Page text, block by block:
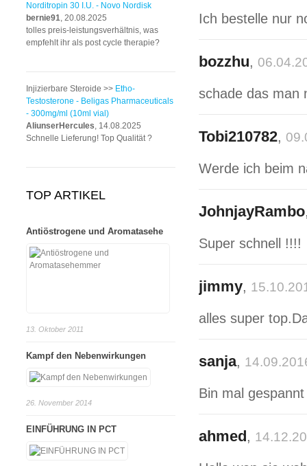
Ich bestelle nur
bozzhu,
schade das man
Tobi210782,
Werde ich beim
JohnjayRambo
Super schnell !!!!
jimmy,
alles super
sanja,
Bin mal
ahmed,
Norditropin 30 I.U. - Novo Nordisk
bernie91, 20.08.2025
tolles preis-leistungsverhältnis, was
empfehlt ihr als post cycle therapie?
Injizierbare Steroide >> Etho-
Testosterone - Beligas Pharmaceuticals
- 300mg/ml (10ml vial)
AliunserHercules, 14.08.2025
Schnelle Lieferung! Top Qualität ?
TOP ARTIKEL
Antiöstrogene und Aromatasehe
13. Oktober 2011
Kampf den Nebenwirkungen
26. November 2014
EINFÜHRUNG IN PCT